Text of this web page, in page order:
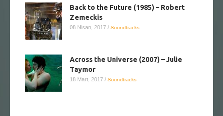
Back to the Future (1985) – Robert
Zemeckis
08 Nisan, 2017 / Soundtracks
Across the Universe (2007) – Julie
Taymor
18 Mart, 2017 / Soundtracks